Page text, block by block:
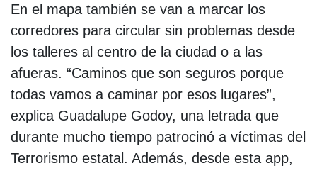
En el mapa también se van a marcar los
corredores para circular sin problemas desde
los talleres al centro de la ciudad o a las
afueras. “Caminos que son seguros porque
todas vamos a caminar por esos lugares”,
explica Guadalupe Godoy, una letrada que
durante mucho tiempo patrocinó a víctimas del
Terrorismo estatal. Además, desde esta app,